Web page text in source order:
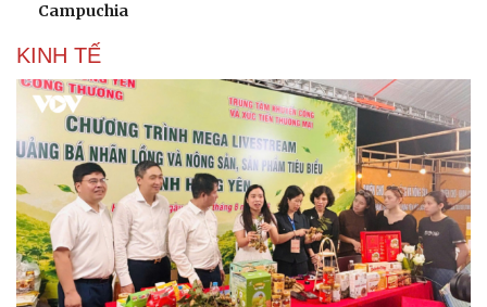
Campuchia
KINH TẾ